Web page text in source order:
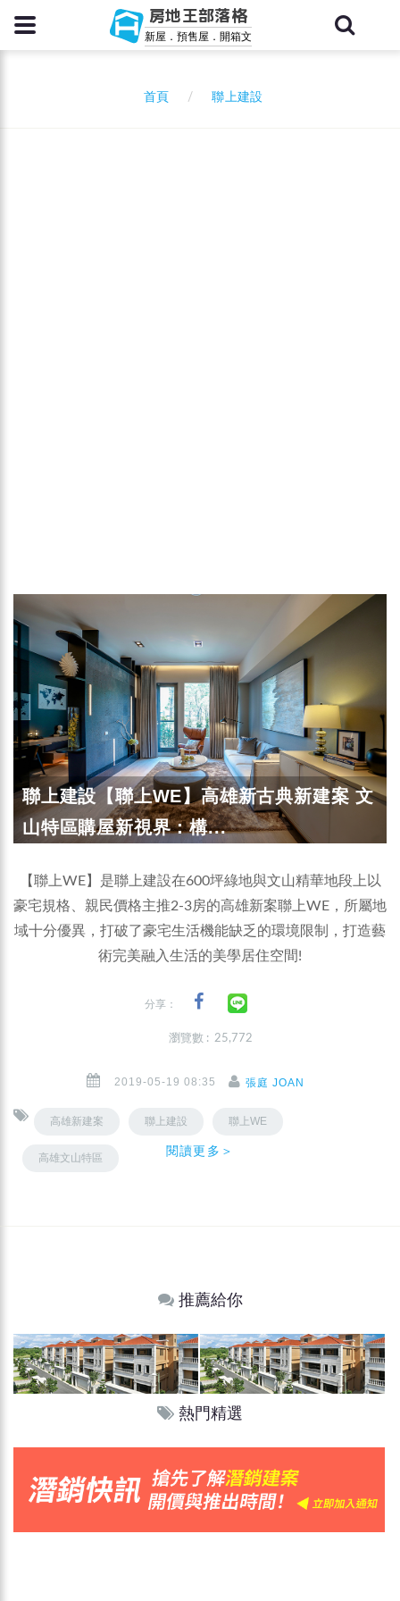
房地王部落格
新屋．預售屋．開箱文
首頁 聯上建設
聯上建設【聯上WE】高雄新古典新建案 文
山特區購屋新視界：構...
【聯上WE】是聯上建設在600坪綠地與文山精華地段上以
豪宅規格、親民價格主推2-3房的高雄新案聯上WE，所屬地
域十分優異，打破了豪宅生活機能缺乏的環境限制，打造藝
術完美融入生活的美學居住空間!
分享：
瀏覽數 : 25,772
2019-05-19 08:35 張庭 JOAN
高雄新建案 聯上建設 聯上WE
高雄文山特區 閱讀更多＞
推薦給你
熱門精選